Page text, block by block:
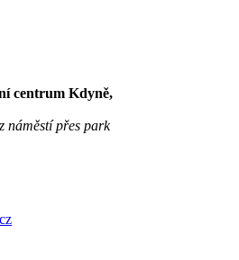
centrum Kdyně,
náměstí přes park